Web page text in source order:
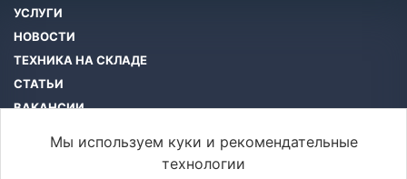
УСЛУГИ
НОВОСТИ
ТЕХНИКА НА СКЛАДЕ
СТАТЬИ
ВАКАНСИИ
Мы используем куки и рекомендательные
технологии